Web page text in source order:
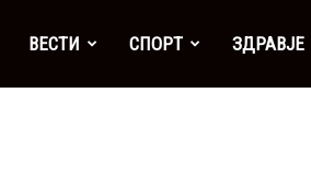
ВЕСТИ СПОРТ ЗДРАВЈЕ